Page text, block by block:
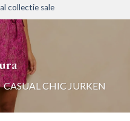
collectie sale
CASUAL CHIC JURKEN